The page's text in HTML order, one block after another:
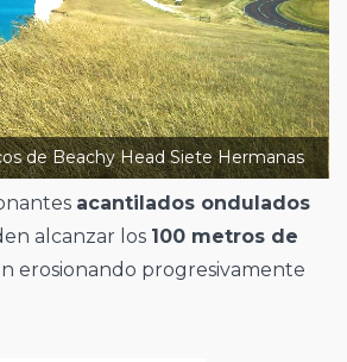
de Beachy Head Siete Hermanas
acantilados ondulados
alcanzar los 100 metros de
erosionando progresivamente